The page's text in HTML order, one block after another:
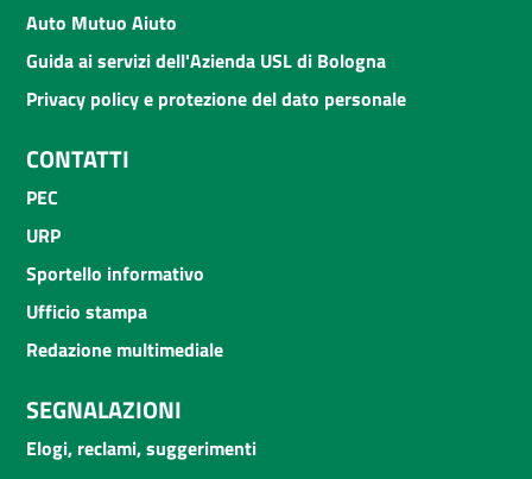
Auto Mutuo Aiuto
Guida ai servizi dell'Azienda USL di Bologna
Privacy policy e protezione del dato personale
CONTATTI
PEC
URP
Sportello informativo
Ufficio stampa
Redazione multimediale
SEGNALAZIONI
Elogi, reclami, suggerimenti